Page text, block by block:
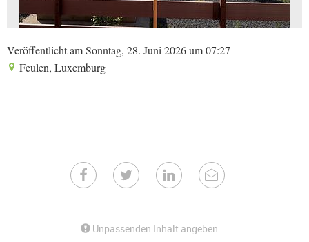
Veröffentlicht am Sonntag, 28. Juni 2026 um 07:27
Feulen, Luxemburg
Unpassenden Inhalt angeben